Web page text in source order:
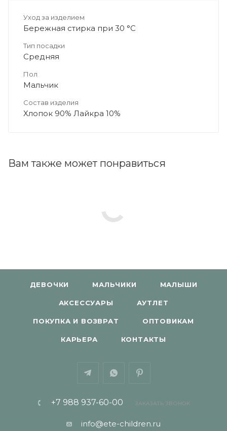
Уход за изделием
Бережная стирка при 30 °C
Тип посадки
Средняя
Пол
Мальчик
Состав изделия
Хлопок 90% Лайкра 10%
Вам также может понравиться
ДЕВОЧКИ МАЛЬЧИКИ МАЛЫШИ
АКСЕССУАРЫ АУТЛЕТ
ПОКУПКА И ВОЗВРАТ ОПТОВИКАМ
КАРЬЕРА КОНТАКТЫ
+7 988 937-60-00 ЗАКАЗАТЬ ЗВОНОК
info@ete-children.ru